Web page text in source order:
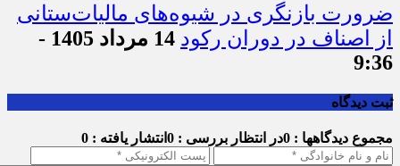
ضرورت بازنگری در شیوه‌های مالیات‌ستانی
از اصناف در دوران رکود
14 مرداد 1405 -
9:36
ثبت دیدگاه
مجموع دیدگاهها : 0 در انتظار بررسی : 0 انتشار یافته : 0